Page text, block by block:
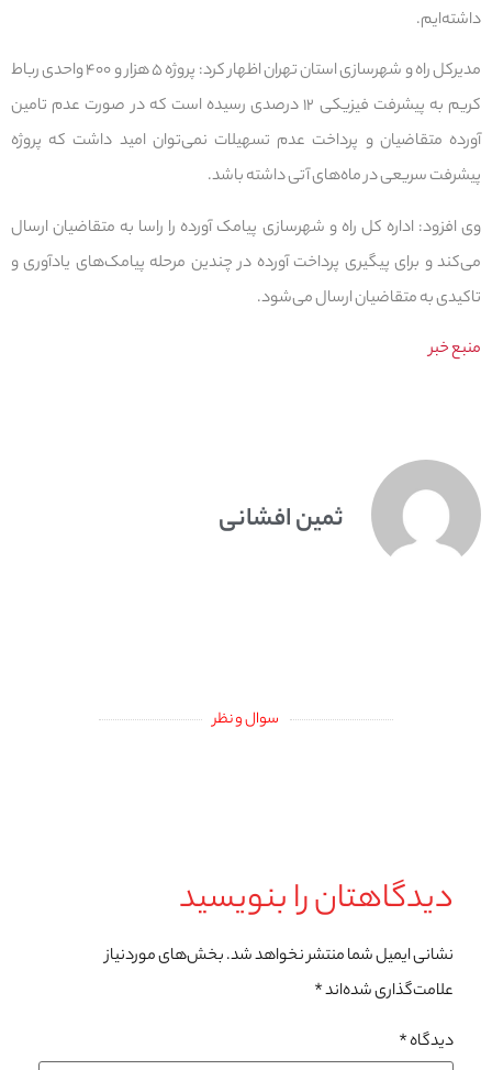
داشته‌ایم.
مدیرکل راه و شهرسازی استان تهران اظهار کرد: پروژه ۵ هزار و ۴۰۰ واحدی رباط
کریم به پیشرفت فیزیکی ۱۲ درصدی رسیده است که در صورت عدم تامین
آورده متقاضیان و پرداخت عدم تسهیلات نمی‌توان امید داشت که پروژه
پیشرفت سریعی در ماه‌های آتی داشته باشد.
وی افزود: اداره کل راه و شهرسازی پیامک آورده را راسا به متقاضیان ارسال
می‌کند و برای پیگیری پرداخت آورده در چندین مرحله پیامک‌های یادآوری و
تاکیدی به متقاضیان ارسال می‌شود.
منبع خبر
ثمین افشانی
سوال و نظر
دیدگاهتان را بنویسید
نشانی ایمیل شما منتشر نخواهد شد.بخش‌های موردنیاز
علامت‌گذاری شده‌اند*
دیدگاه*